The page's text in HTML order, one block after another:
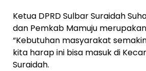
Ketua DPRD Sulbar Suraidah
dan Pemkab Mamuju
“Kebutuhan masyarakat
kita harap ini bisa masuk di
Suraidah.